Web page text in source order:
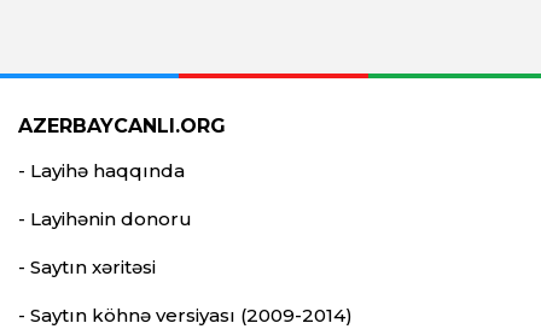
AZERBAYCANLI.ORG
- Layihə haqqında
- Layihənin donoru
- Saytın xəritəsi
- Saytın köhnə versiyası (2009-2014)